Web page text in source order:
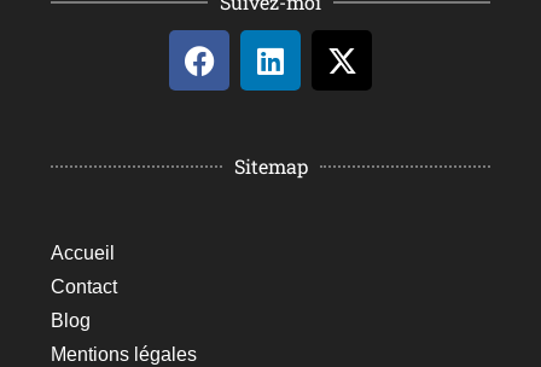
Sitemap
Accueil
Contact
Blog
Mentions légales